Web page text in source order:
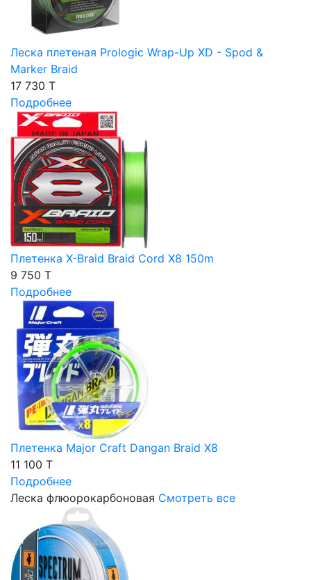
Леска плетеная Prologic Wrap-Up XD - Spod &
Marker Braid
17 730 T
Подробнее
Плетенка X-Braid Braid Cord X8 150m
9 750 T
Подробнее
Плетенка Major Craft Dangan Braid X8
11 100 T
Подробнее
Леска флюорокарбоновая Смотреть все